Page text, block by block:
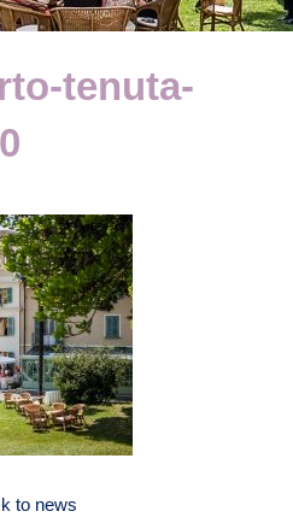
tenuta-
to news